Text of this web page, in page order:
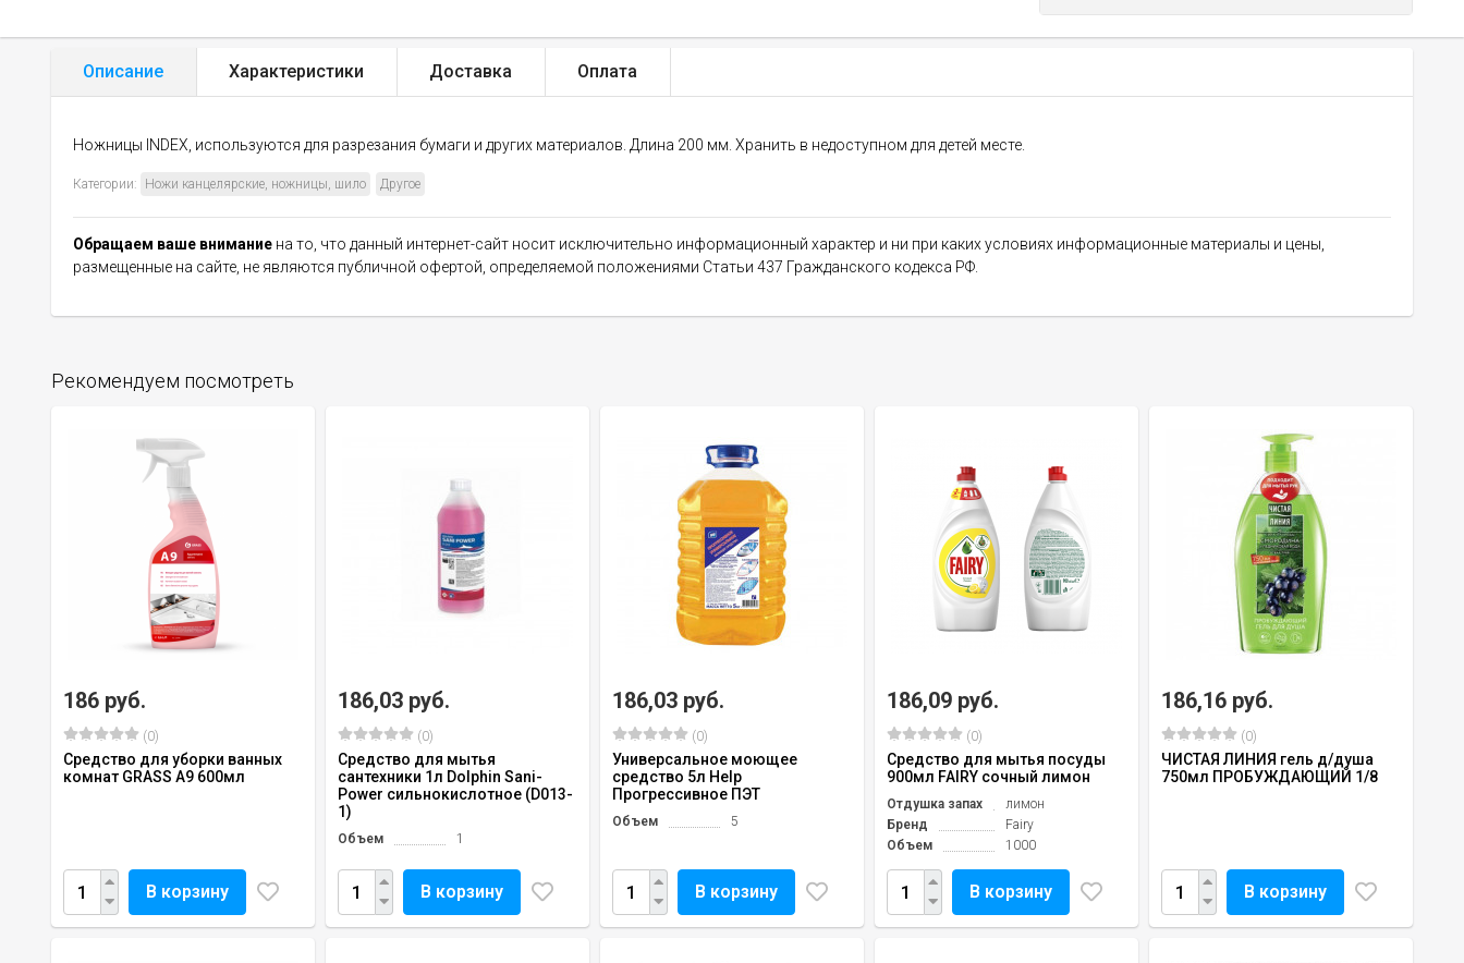
Описание Характеристики Доставка Оплата
Ножницы INDEX, используются для разрезания бумаги и других материалов. Длина 200 мм. Хранить в недоступном для детей месте.
Категории: Ножи канцелярские, ножницы, шило Другое
Обращаем ваше внимание на то, что данный интернет-сайт носит исключительно информационный характер и ни при каких условиях информационные материалы и цены,
размещенные на сайте, не являются публичной офертой, определяемой положениями Статьи 437 Гражданского кодекса РФ.
Рекомендуем посмотреть
186 руб.
(0)
Средство для уборки ванных
комнат GRASS А9 600мл
В корзину
186,03 руб.
(0)
Средство для мытья
сантехники 1л Dolphin Sani-
Power сильнокислотное (D013-
1)
Объем 1
В корзину
186,03 руб.
(0)
Универсальное моющее
средство 5л Help
Прогрессивное ПЭТ
Объем 5
В корзину
186,09 руб.
(0)
Средство для мытья посуды
900мл FAIRY сочный лимон
Отдушка запах
лимон
Бренд
Fairy
Объем
1000
В корзину
186,16 руб.
(0)
ЧИСТАЯ ЛИНИЯ гель д/душа
750мл ПРОБУЖДАЮЩИЙ 1/8
В корзину